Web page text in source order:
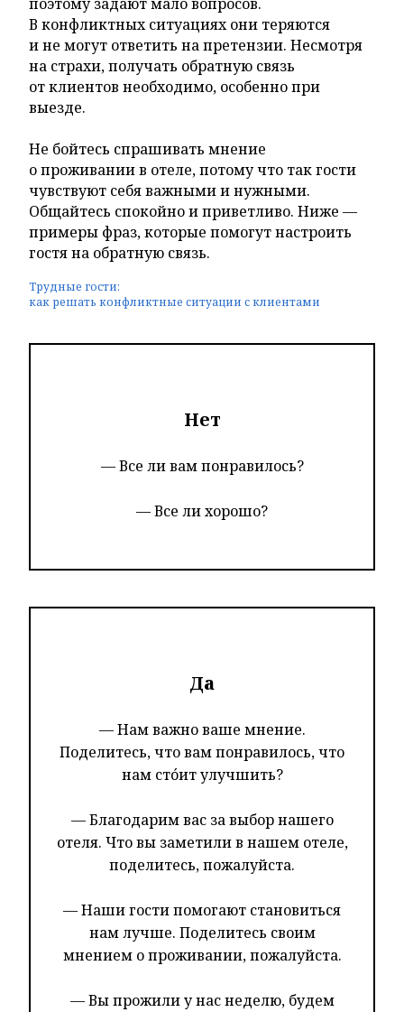
В конфликтных ситуациях они теряются
и не могут ответить на претензии. Несмотря
на страхи, получать обратную связь
от клиентов необходимо, особенно при
выезде.
Не бойтесь спрашивать мнение
о проживании в отеле, потому что так гости
чувствуют себя важными и нужными.
Общайтесь спокойно и приветливо. Ниже —
примеры фраз, которые помогут настроить
гостя на обратную связь.
Трудные гости:
как решать конфликтные ситуации с клиентами
Нет
— Все ли вам понравилось?
— Все ли хорошо?
Да
— Нам важно ваше мнение.
Поделитесь, что вам понравилось, что
нам стóит улучшить?
— Благодарим вас за выбор нашего
отеля. Что вы заметили в нашем отеле,
поделитесь, пожалуйста.
— Наши гости помогают становиться
нам лучше. Поделитесь своим
мнением о проживании, пожалуйста.
— Вы прожили у нас неделю, будем